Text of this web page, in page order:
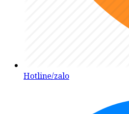
Hotline/zalo